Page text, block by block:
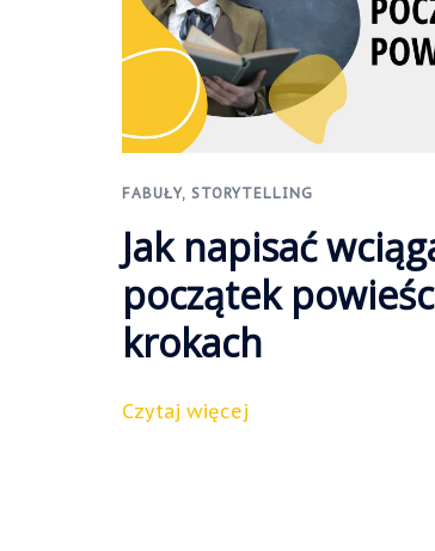
FABUŁY, STORYTELLING
Jak napisać
początek
krokach
Czytaj więcej